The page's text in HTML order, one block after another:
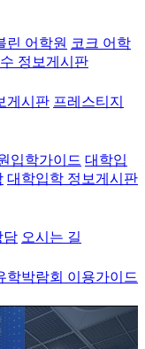
린 어학원 코크 어학
정보게시판
게시판 프레스티지
입학가이드 대학입
대학입학 정보게시판
담 오시는 길
학박람회 이용가이드